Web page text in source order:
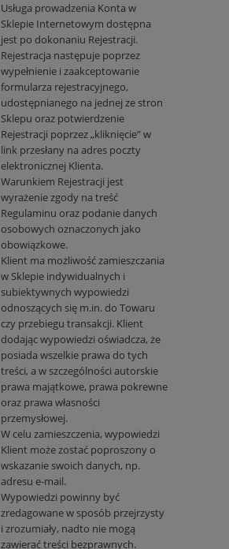
Usługa prowadzenia Konta w
Sklepie Internetowym dostępna
jest po dokonaniu Rejestracji.
Rejestracja następuje poprzez
wypełnienie i zaakceptowanie
formularza rejestracyjnego,
udostępnianego na jednej ze stron
Sklepu oraz potwierdzenie
Rejestracji poprzez „kliknięcie” w
link przesłany na adres poczty
elektronicznej Klienta.
Warunkiem Rejestracji jest
wyrażenie zgody na treść
Regulaminu oraz podanie danych
osobowych oznaczonych jako
obowiązkowe.
Klient ma możliwość zamieszczania
w Sklepie indywidualnych i
subiektywnych wypowiedzi
odnoszących się m.in. do Towaru
czy przebiegu transakcji. Klient
dodając wypowiedzi oświadcza, że
posiada wszelkie prawa do tych
treści, a w szczególności autorskie
prawa majątkowe, prawa pokrewne
oraz prawa własności
przemysłowej.
W celu zamieszczenia, wypowiedzi
Klient może zostać poproszony o
wskazanie swoich danych, np.
adresu e-mail.
Wypowiedzi powinny być
zredagowane w sposób przejrzysty
i zrozumiały, nadto nie mogą
zawierać treści bezprawnych.